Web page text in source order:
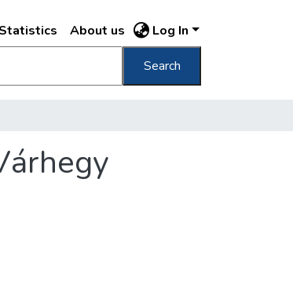
Statistics About us Log In
Search